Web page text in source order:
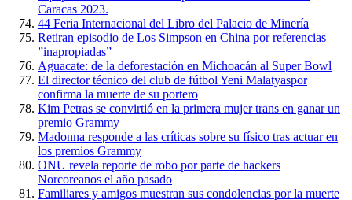
Caracas 2023.
44 Feria Internacional del Libro del Palacio de Minería
Retiran episodio de Los Simpson en China por referencias
”inapropiadas”
Aguacate: de la deforestación en Michoacán al Super Bowl
El director técnico del club de fútbol Yeni Malatyaspor
confirma la muerte de su portero
Kim Petras se convirtió en la primera mujer trans en ganar un
premio Grammy
Madonna responde a las críticas sobre su físico tras actuar en
los premios Grammy
ONU revela reporte de robo por parte de hackers
Norcoreanos el año pasado
Familiares y amigos muestran sus condolencias por la muerte